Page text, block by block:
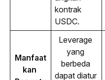
kontrak
USDC.
Manfaat
kan
Leverage
yang
berbeda
dapat diatur